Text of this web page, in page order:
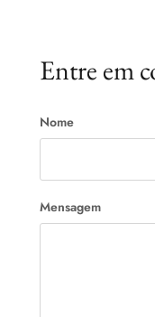
Entre em
Nome
Mensagem